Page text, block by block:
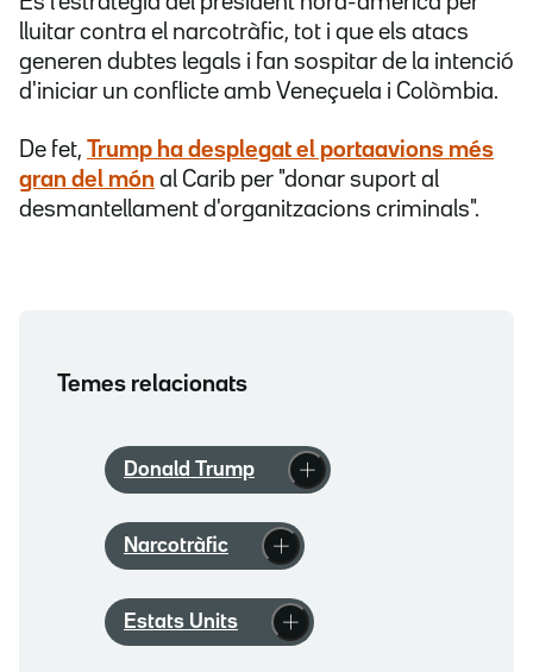
lluitar contra el narcotràfic, tot i que els atacs
generen dubtes legals i fan sospitar de la intenció
d'iniciar un conflicte amb Veneçuela i Colòmbia.
De fet, Trump ha desplegat el portaavions més
gran del món al Carib per "donar suport al
desmantellament d'organitzacions criminals".
Temes relacionats
Donald Trump
Narcotràfic
Estats Units